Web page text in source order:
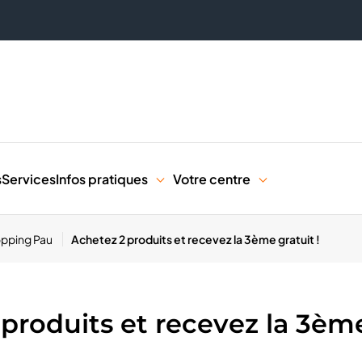
ServicesInfos pratiques Votre centre
Pau Achetez 2 produits et recevez la 3ème gratuit !
et recevez la